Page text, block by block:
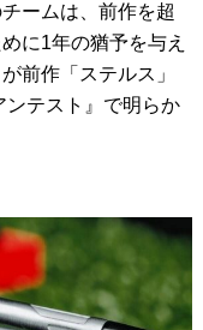
ームは、前作を超
に1年の猶予を与え
前作「ステルス」
ンテスト』で明らか